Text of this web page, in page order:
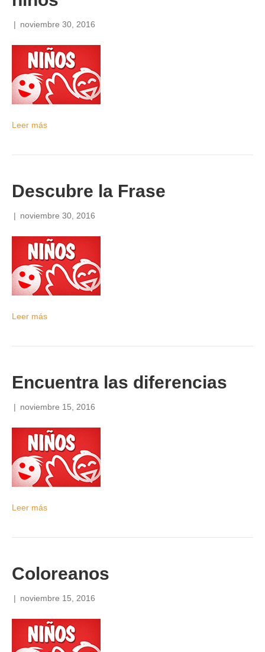
| noviembre 30, 2016
Leer más
Descubre la Frase
| noviembre 30, 2016
Leer más
Encuentra las diferencias
| noviembre 15, 2016
Leer más
Coloreanos
| noviembre 15, 2016